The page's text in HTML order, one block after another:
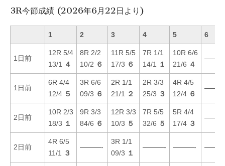
3R今節成績 (2026年6月22日より)
1 2 3 4 5 6
1日前
12R 5/4
13/1
４
8R 2/2
10/2 ６
11R 5/5
17/3 ６
7R 1/1
14/1
１
10R 6/6
21/6 ４
1日前
6R 4/4
12/4 ５
3R 6/6
09/3 ６
2R 1/1
21/1
２
2R 3/3
25/3 ３
4R 4/5
12/4 ６
2日前
10R 2/3
18/3 １
9R 3/3
84/6 ６
12R 3/3
10/3 ５
7R 5/5
32/6 ５
5R 4/4
17/4 ３
2日前
4R 6/5
11/1
３
———-
3R 1/1
09/3 １
———- ———-